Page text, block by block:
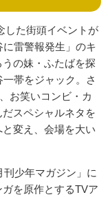
した街頭イベントが
雷警報発生」のキ
の妹・ふたばを探
帯をジャック。さ
お笑いコンビ・カ
スペシャルネタを
変え、会場を大い
刊少年マガジン」に
を原作とするTVア